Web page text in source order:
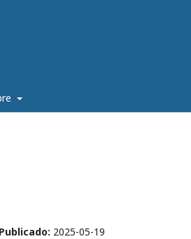
Publicado: 2025-05-19